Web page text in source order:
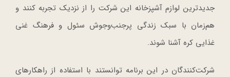
جدیدترین لوازم آشپزخانه این شرکت را از نزدیک تجربه کنند و
هم‌زمان با سبک زندگی پرجنب‌وجوش سئول و فرهنگ غنی
غذایی کره آشنا شوند.
شرکت‌کنندگان در این برنامه توانستند با استفاده از راهکارهای